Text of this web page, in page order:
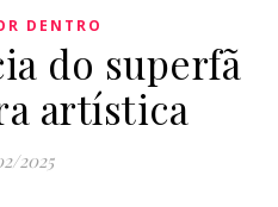
DENTRO
do superfã
artística
2025